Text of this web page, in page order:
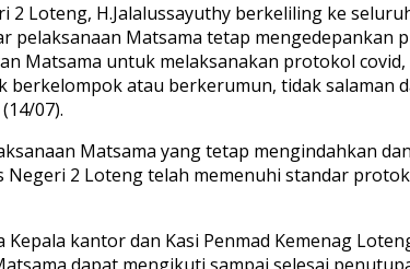
Loteng, H.Jalalussayuthy berkeliling ke
pelaksanaan Matsama tetap mengedepankan
Matsama untuk melaksanakan protokol
berkelompok atau berkerumun, tidak salaman
07).
Matsama yang tetap mengindahkan
2 Loteng telah memenuhi standar
kantor dan Kasi Penmad Kemenag